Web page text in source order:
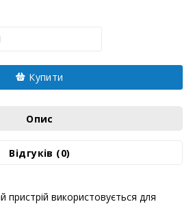
Купити
Опис
Відгуків (0)
пристрій використовується для